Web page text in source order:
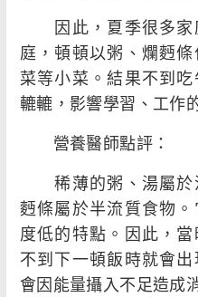
因此，夏季很多家
庭，頓頓以粥、爛麪
菜等小菜。結果不到
轆轆，影響學習、工作
營養醫師點評：
稀薄的粥、湯屬於
麪條屬於半流質食物
度低的特點。因此，
不到下一頓飯時就會
會因能量攝入不足造成